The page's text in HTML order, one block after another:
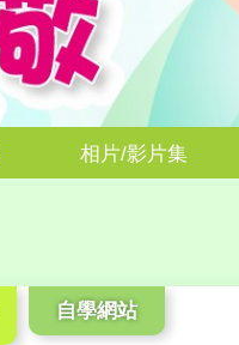
相片/影片集
自學網站